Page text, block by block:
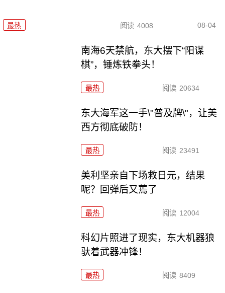
最热 阅读 4008 08-04
南海6天禁航，东大摆下“阳谋
棋”，锤炼铁拳头！
最热 阅读 20634
东大海军这一手\"普及牌\"，让美
西方彻底破防！
最热 阅读 23491
美利坚亲自下场救日元，结果
呢？回弹后又蔫了
最热 阅读 12004
科幻片照进了现实，东大机器狼
驮着武器冲锋！
最热 阅读 8409